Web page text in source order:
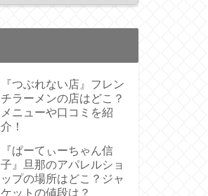
『つぶれない店』フレン
チラーメンの店はどこ？
メニューや口コミを紹
介！
『ぱーてぃーちゃん信
子』旦那のアパレルショ
ップの場所はどこ？ジャ
ケットの値段は？